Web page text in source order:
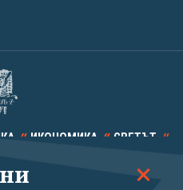
ИКОНОМИКА СВЕТЪТ
КАЛЕЙДОСКОП